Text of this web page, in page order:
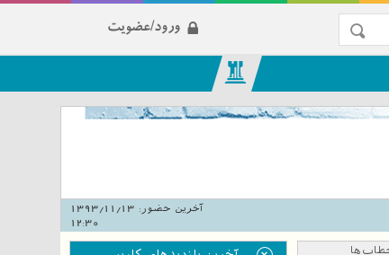
ورود/عضویت
آخرین حضور:
12:30